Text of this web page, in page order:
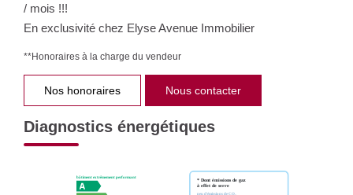
/ mois !!!
En exclusivité chez Elyse Avenue Immobilier
**Honoraires à la charge du vendeur
Nos honoraires Nous contacter
Diagnostics énergétiques